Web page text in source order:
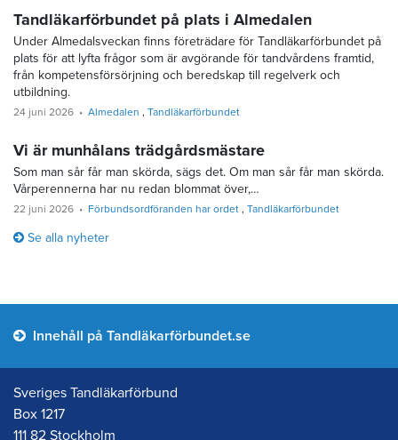
Tandläkarförbundet på plats i Almedalen
Under Almedalsveckan finns företrädare för Tandläkarförbundet på
plats för att lyfta frågor som är avgörande för tandvårdens framtid,
från kompetensförsörjning och beredskap till regelverk och
utbildning.
24 juni 2026 Almedalen Tandläkarförbundet
Vi är munhålans trädgårdsmästare
Som man sår får man skörda, sägs det. Om man sår får man skörda.
Vårperennerna har nu redan blommat över,…
22 juni 2026 Förbundsordföranden har ordet Tandläkarförbundet
Se alla nyheter
Innehåll på Tandläkarförbundet.se
Sveriges Tandläkarförbund
Box 1217
111 82 Stockholm